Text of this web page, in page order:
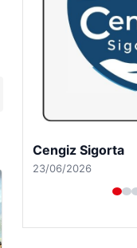
Hastaş Beton
26/05/2026